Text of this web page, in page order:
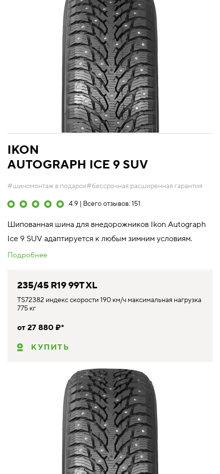
IKON
AUTOGRAPH ICE 9 SUV
#шиномонтаж в подарок#бессрочная расширенная гарантия
4.9 | Всего отзывов: 151
Шипованная шина для внедорожников Ikon Autograph
Ice 9 SUV адаптируется к любым зимним условиям.
Подробнее
235/45 R19 99T XL
TS72382 индекс скорости 190 км/ч максимальная нагрузка
775 кг
от 27 880 ₽*
КУПИТЬ